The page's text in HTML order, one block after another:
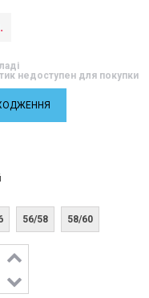
недоступен для покупки
56/58 58/60